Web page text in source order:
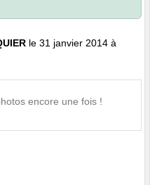
le 31 janvier 2014 à
encore une fois !